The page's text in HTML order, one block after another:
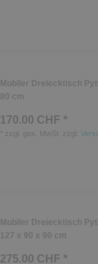
Mobiler Dreiecktisch
80 cm
170.00 CHF *
zzgl. ges. MwSt. zzgl.
Mobiler Dreiecktisch
127 x 90 x 90 cm
275.00 CHF *